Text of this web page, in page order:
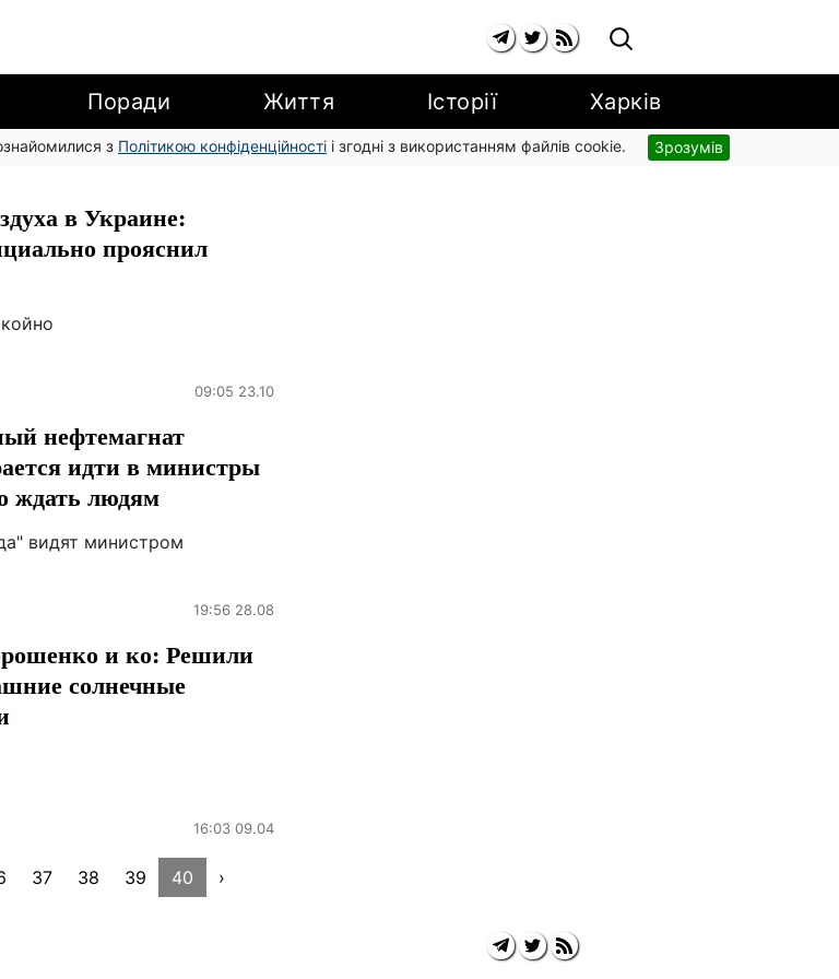
Поради Життя Історії Харків
з Політикою конфіденційності і згодні з використанням файлів cookie. Зрозумів
в Украине:
прояснил
09:05 23.10
нефтемагнат
идти в министры
ждать людям
видят министром
19:56 28.08
и ко: Решили
солнечные
16:03 09.04
37 38 39 40 ›